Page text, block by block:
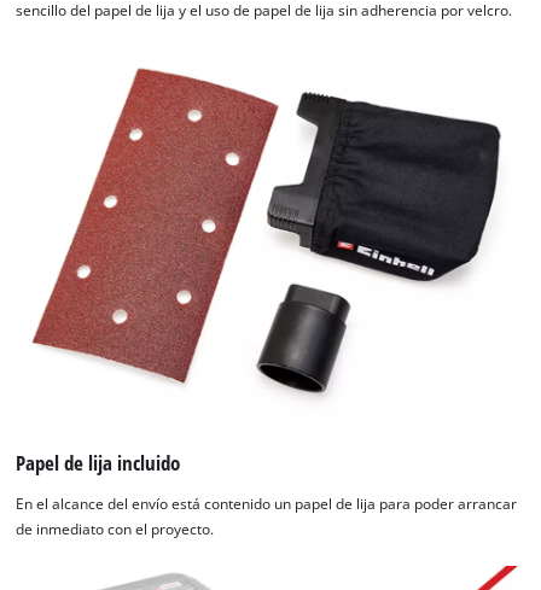
sencillo del papel de lija y el uso de papel de lija sin adherencia por velcro.
Papel de lija incluido
En el alcance del envío está contenido un papel de lija para poder arrancar
de inmediato con el proyecto.